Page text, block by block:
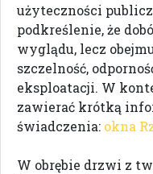
użyteczności
podkreślenie, że
wyglądu, lecz
szczelność,
eksploatacji. W
zawierać krótką
świadczenia: okna
W obrębie drzwi z